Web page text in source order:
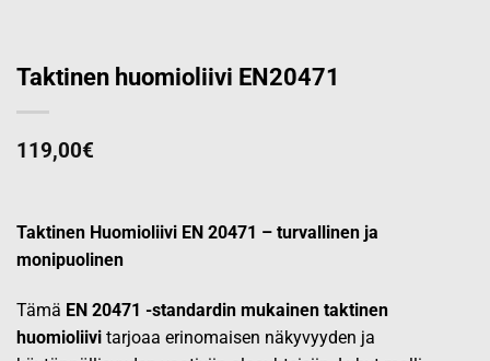
Taktinen huomioliivi EN20471
119,00€
Taktinen Huomioliivi EN 20471 – turvallinen ja
monipuolinen
Tämä EN 20471 -standardin mukainen taktinen
huomioliivi tarjoaa erinomaisen näkyvyyden ja